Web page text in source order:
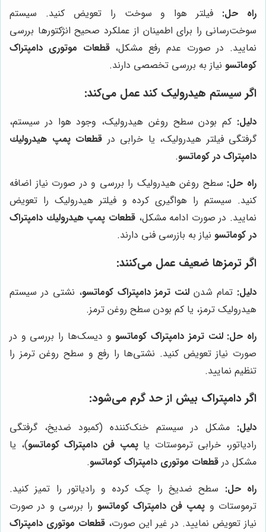
راه حل: فیلتر هوا و سوخت را تعویض کنید. سیستم
سوخت‌رسانی را برای اطمینان از عملکرد صحیح انژکتورها بررسی
نمایید. در صورت عدم رفع مشکل،قطعات موتوری دامپتراک
کوماتسو نیاز به بررسی تخصصی دارند.
اگر سیستم هیدرولیک کند عمل می‌کند:
دلیل: کم بودن سطح روغن هیدرولیک، وجود هوا در سیستم،
گرفتگی فیلتر هیدرولیک، یا خرابی در قطعات پمپ هيدروليك
دامپتراک در کوماتسو.
راه حل: سطح روغن هیدرولیک را بررسی و در صورت نیاز اضافه
کنید. سیستم را هواگیری کرده و فیلتر هیدرولیک را تعویض
نمایید. در صورت ادامه مشکل،قطعات پمپ هيدروليك دامپتراک
در کوماتسو نیاز به بازرسی فنی دارند.
اگر ترمزها ضعیف عمل می‌کنند:
دلیل: تمام شدن لنت ترمز دامپتراک کوماتسو، نشتی در سیستم
هیدرولیک ترمز، یا کم بودن سطح روغن ترمز.
راه حل: لنت ترمز دامپتراک کوماتسو و دیسک‌ها را بررسی و در
صورت نیاز تعویض کنید. نشتی‌ها را رفع و سطح روغن ترمز را
تنظیم نمایید.
اگر دامپتراک بیش از حد گرم می‌شود:
دلیل: مشکل در سیستم خنک‌کننده (کمبود ضدیخ، گرفتگی
رادیاتور، خرابی ترموستات یاپمپ فن دامپتراک کوماتسو)، یا
مشکل در قطعات موتوری دامپتراک کوماتسو.
راه حل: سطح ضدیخ را چک کرده و رادیاتور را تمیز کنید.
ترموستات و پمپ فن دامپتراک کوماتسو را بررسی و در صورت
نیاز تعویض نمایید. در غیر این صورت، قطعات موتوری دامپتراک